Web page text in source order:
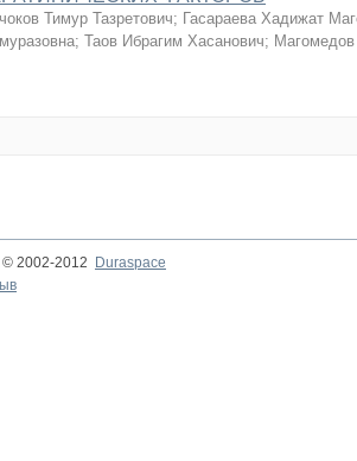
Тимур Тазретович; Гасараева Хадижат
; Таов Ибрагим Хасанович;
2002-2012
Duraspace